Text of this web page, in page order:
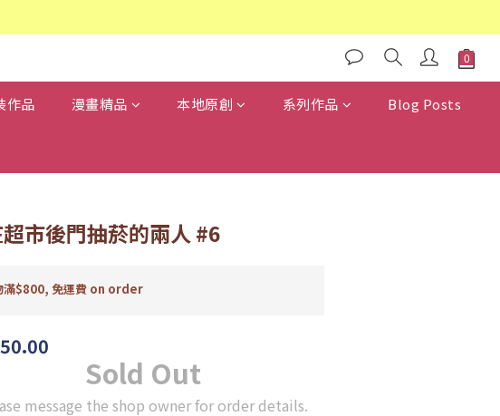
作品 漫畫精品 本地原創 系列作品 Blog Posts
市後門抽菸的兩人 #6
滿$800, 免運費 on order
Sold Out
message the shop owner for order details.